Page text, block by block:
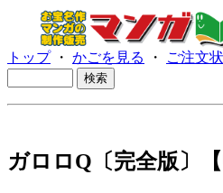
トップ・ かごを見る ・ ご注文
ガロロQ〔完全版〕【